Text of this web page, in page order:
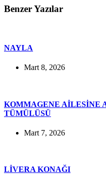
Benzer Yazılar
NAYLA
Mart 8, 2026
KOMMAGENE AİLESİNE
TÜMÜLÜSÜ
Mart 7, 2026
LİVERA KONAĞI